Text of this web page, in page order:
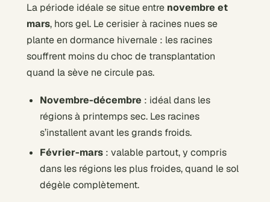
La période idéale se situe entre novembre et
mars, hors gel. Le cerisier à racines nues se
plante en dormance hivernale : les racines
souffrent moins du choc de transplantation
quand la sève ne circule pas.
Novembre-décembre : idéal dans les
régions à printemps sec. Les racines
s’installent avant les grands froids.
Février-mars : valable partout, y compris
dans les régions les plus froides, quand le sol
dégèle complètement.